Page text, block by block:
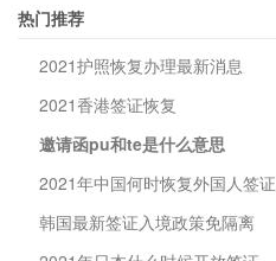
热门推荐
2021护照恢复办理最新消息
2021香港签证恢复
邀请函pu和te是什么意思
2021年中国何时恢复外国人签证
韩国最新签证入境政策免隔离